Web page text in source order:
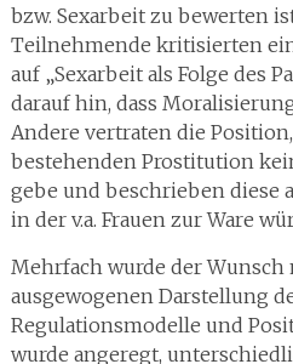
bzw. Sexarbeit zu bewerten
Teilnehmende kritisierten
auf „Sexarbeit als Folge des
darauf hin, dass
Andere vertraten die
bestehenden Prostitution
gebe und beschrieben diese
in der v.a. Frauen zur Ware
Mehrfach wurde der Wunsch
ausgewogenen Darstellung
Regulationsmodelle und
wurde angeregt,